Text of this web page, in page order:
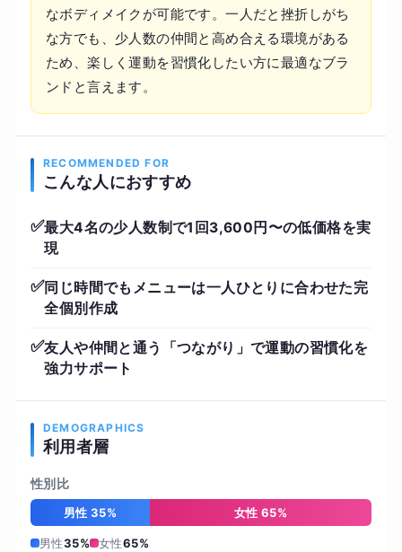
なボディメイクが可能です。一人だと挫折しがち
な方でも、少人数の仲間と高め合える環境がある
ため、楽しく運動を習慣化したい方に最適なブラ
ンドと言えます。
RECOMMENDED FOR
こんな人におすすめ
✅最大4名の少人数制で1回3,600円〜の低価格を実
現
✅同じ時間でもメニューは一人ひとりに合わせた完
全個別作成
✅友人や仲間と通う「つながり」で運動の習慣化を
強力サポート
DEMOGRAPHICS
利用者層
性別比
男性 35% 女性 65%
男性35% 女性65%